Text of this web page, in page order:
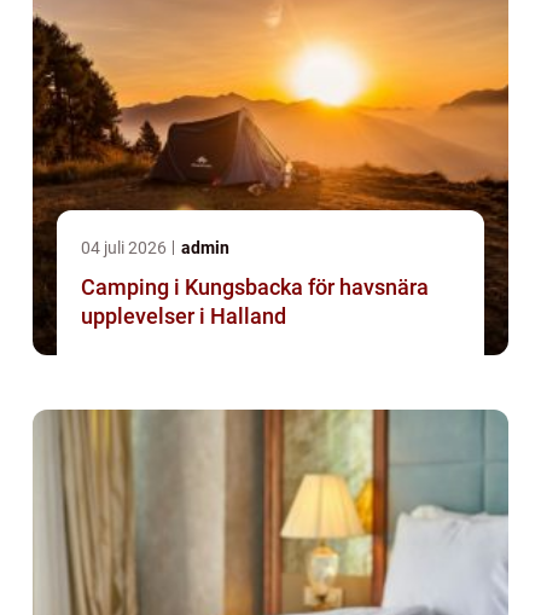
04 juli 2026 admin
Camping i Kungsbacka för havsnära
upplevelser i Halland